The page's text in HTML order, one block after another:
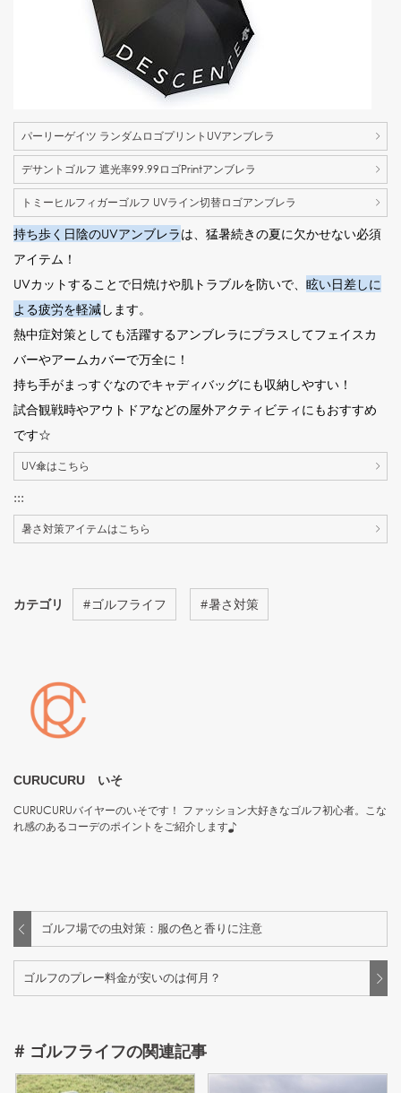
パーリーゲイツ ランダムロゴプリントUVアンブレラ
デサントゴルフ 遮光率99.99ロゴPrintアンブレラ
トミーヒルフィガーゴルフ UVライン切替ロゴアンブレラ
持ち歩く日陰のUVアンブレラは、猛暑続きの夏に欠かせない必須
アイテム！
UVカットすることで日焼けや肌トラブルを防いで、 眩い日差しに
よる疲労を軽減します。
熱中症対策としても活躍するアンブレラにプラスしてフェイスカ
バーやアームカバーで万全に！
持ち手がまっすぐなのでキャディバッグにも収納しやすい！
試合観戦時やアウトドアなどの屋外アクティビティにもおすすめ
です☆
UV傘はこちら
:::
暑さ対策アイテムはこちら
カテゴリ #ゴルフライフ #暑さ対策
CURUCURU いそ
CURUCURUバイヤーのいそです！ ファッション大好きなゴルフ初心者。こな
れ感のあるコーデのポイントをご紹介します♪
ゴルフ場での虫対策：服の色と香りに注意
ゴルフのプレー料金が安いのは何月？
# ゴルフライフの関連記事